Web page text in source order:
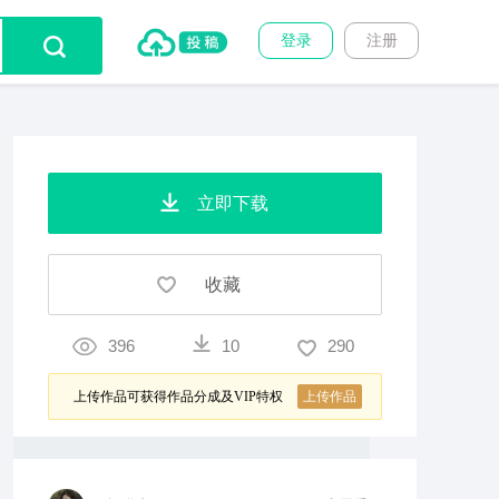
注册
登录
立即下载
收藏
396 10 290
上传作品可获得作品分成及VIP特权 上传作品